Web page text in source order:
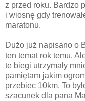
z przed roku. Bardzo
i wiosnę gdy
maratonu.
Dużo już napisano o
ten temat rok temu.
te biegi utrzymały
pamiętam jakim
przebiec 10km. To
szacunek dla pana